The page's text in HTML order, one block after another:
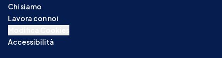
Chi siamo
Lavora con noi
Accessibilità